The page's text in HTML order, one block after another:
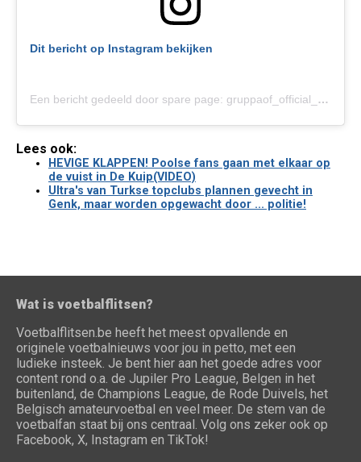
Dit bericht op Instagram bekijken
Een bericht gedeeld door spare page: gruppaof_official_ (@gruppaof_official)
Lees ook:
HEVIGE KLAPPEN! Poolse fans gaan met elkaar op
de vuist in De Kuip(VIDEO)
Ultra's van Turkse topclubs plannen gevecht in
Genk, maar worden opgewacht door ... politie!
Wat is voetbalflitsen?
Voetbalflitsen.be heeft het meest opvallende en
originele voetbalnieuws voor jou in petto, met een
ludieke insteek. Je bent hier aan het goede adres voor
content rond o.a. de Jupiler Pro League, Belgen in het
buitenland, de Champions League, de Rode Duivels, het
Belgisch amateurvoetbal en veel meer. De stem van de
voetbalfan staat bij ons centraal. Volg ons zeker ook op
Facebook, X, Instagram en TikTok!